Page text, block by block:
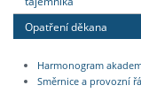
Opatření děkana
Harmonogram
Směrnice a provozní